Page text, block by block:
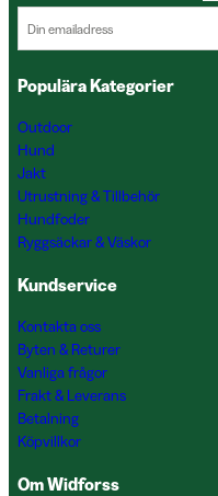
Populära Kategorier
Outdoor
Hund
Jakt
Utrustning & Tillbehör
Hundfoder
Ryggsäckar & Väskor
Kundservice
Kontakta oss
Byten & Returer
Vanliga frågor
Frakt & Leverans
Betalning
Köpvillkor
Om Widforss